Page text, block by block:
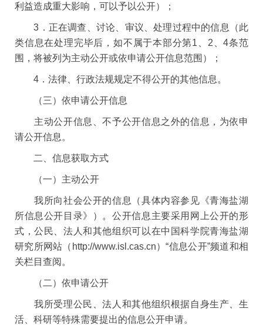
利益造成重大影响，可以予以公开）；
3．正在调查、讨论、审议、处理过程中的信息（此
类信息在处理完毕后，如不属于本部分第1、2、4条范
围，将被列为主动公开或依申请公开信息范围）；
4．法律、行政法规规定不得公开的其他信息。
（三）依申请公开信息
主动公开信息、不予公开信息之外的信息，为依申
请公开信息。
二、信息获取方式
（一）主动公开
我所向社会公开的信息（具体内容参见《青海盐湖
所信息公开目录》）。公开信息主要采用网上公开的形
式，公民、法人和其他组织可以在中国科学院青海盐湖
研究所网站（http://www.isl.cas.cn）“信息公开”频道和相
关栏目查阅。
（二）依申请公开
我所受理公民、法人和其他组织根据自身生产、生
活、科研等特殊需要提出的信息公开申请。